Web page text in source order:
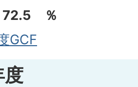
72.5
％
GCF